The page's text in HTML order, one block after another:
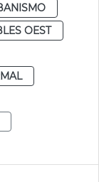
OEST